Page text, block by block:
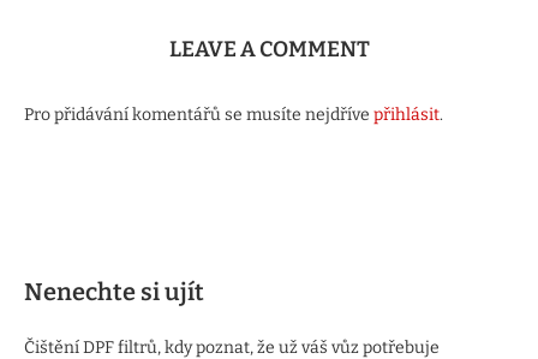
LEAVE A COMMENT
Pro přidávání komentářů se musíte nejdříve přihlásit.
Nenechte si ujít
Čištění DPF filtrů, kdy poznat, že už váš vůz potřebuje